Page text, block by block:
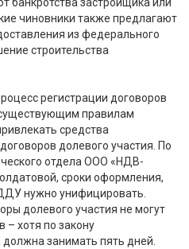
чиновники также предлагают
из федерального
строительства
регистрации договоров
правилам
средства
долевого участия. По
отдела ООО «НДВ-
сроки оформления,
нужно унифицировать.
долевого участия не могут
– хотя по закону
занимать пять дней.